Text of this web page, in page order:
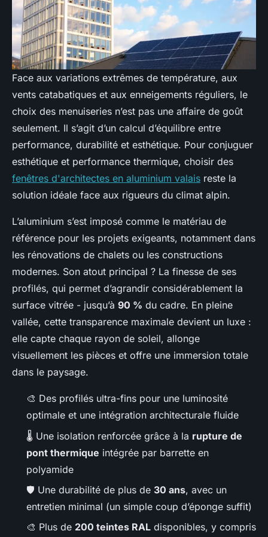
Face aux variations extrêmes de température, aux
vents catabatiques et aux enneigements réguliers, le
choix des menuiseries n’est pas une affaire de goût
seulement. Il s’agit d’un calcul d’équilibre entre
performance, durabilité et esthétique. Pour conjuguer
esthétique et performance thermique, choisir des
fenêtres d'architectes en aluminium valais reste la
solution idéale face aux rigueurs du climat alpin.
L’aluminium s’est imposé comme le matériau de
référence pour les projets exigeants, notamment dans
les rénovations de chalets ou les constructions
modernes. Son atout principal ? La finesse de ses
profilés, qui permet d’agrandir considérablement la
surface vitrée - jusqu’à 90 % du cadre. En pleine
vallée, cette transparence maximale devient un luxe :
elle capte chaque rayon de soleil, allonge
visuellement les pièces et offre une immersion totale
dans le paysage.
🎨 Des profilés ultra-fins pour une luminosité
optimale et une intégration architecturale fluide
🌡️ Une isolation renforcée grâce à la rupture de
pont thermique intégrée par barrette en
polyamide
🛡️ Une durabilité de plus de 30 ans, avec un
entretien minimal (un simple coup d’éponge suffit)
🎨 Plus de 200 teintes RAL disponibles, y compris